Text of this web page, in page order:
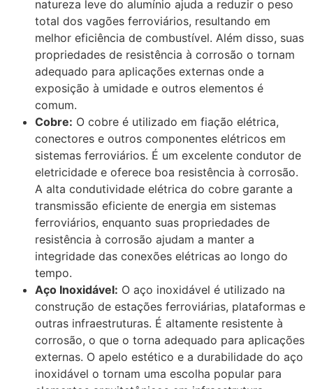
natureza leve do alumínio ajuda a reduzir o peso
total dos vagões ferroviários, resultando em
melhor eficiência de combustível. Além disso, suas
propriedades de resistência à corrosão o tornam
adequado para aplicações externas onde a
exposição à umidade e outros elementos é
comum.
Cobre: O cobre é utilizado em fiação elétrica,
conectores e outros componentes elétricos em
sistemas ferroviários. É um excelente condutor de
eletricidade e oferece boa resistência à corrosão.
A alta condutividade elétrica do cobre garante a
transmissão eficiente de energia em sistemas
ferroviários, enquanto suas propriedades de
resistência à corrosão ajudam a manter a
integridade das conexões elétricas ao longo do
tempo.
Aço Inoxidável: O aço inoxidável é utilizado na
construção de estações ferroviárias, plataformas e
outras infraestruturas. É altamente resistente à
corrosão, o que o torna adequado para aplicações
externas. O apelo estético e a durabilidade do aço
inoxidável o tornam uma escolha popular para